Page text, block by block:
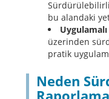
bu alandaki
üzerinden
pratik
Neden